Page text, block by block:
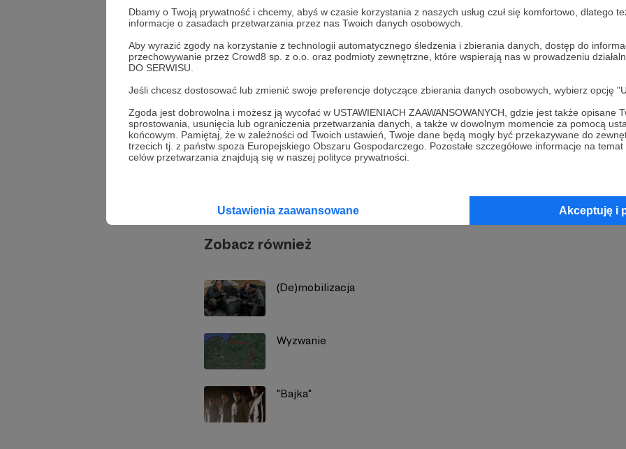
Dbamy o Twoją prywatność i chcemy, abyś w czasie korzystania z naszych usług czuł się komfortowo, dlatego
informacje o zasadach przetwarzania przez nas Twoich danych osobowych.
Aby wyrazić zgody na korzystanie z technologii automatycznego śledzenia i zbierania danych, dostęp do
przechowywanie przez Crowd8 sp. z o.o. oraz podmioty zewnętrzne, które wspierają nas w prowadzeniu
DO SERWISU.
Jeśli chcesz dostosować lub zmienić swoje preferencje dotyczące zbierania danych osobowych, wybierz opcję
Zgoda jest dobrowolna i możesz ją wycofać w USTAWIENIACH ZAAWANSOWANYCH, gdzie jest także opisane
sprostowania, usunięcia lub ograniczenia przetwarzania danych, a także w dowolnym momencie za pomocą
końcowym. Pamiętaj, że w zależności od Twoich ustawień, Twoje dane będą mogły być przekazywane do
trzecich tj. z państw spoza Europejskiego Obszaru Gospodarczego. Pozostałe szczegółowe informacje na
celów przetwarzania znajdują się w naszej polityce prywatności.
Ustawienia zaawansowane Akceptuję i
Walery Załużny walerij gierasimow Wołodymyr Zełenski Ołeksandr Syrski zmiana
Udostępnij
Zobacz również
(De)mobilizacja
Wyzwanie
"Bajka"